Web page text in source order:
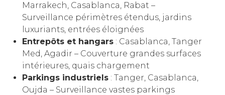
Marrakech, Casablanca, Rabat –
Surveillance périmètres étendus, jardins
luxuriants, entrées éloignées
Entrepôts et hangars : Casablanca, Tanger
Med, Agadir – Couverture grandes surfaces
intérieures, quais chargement
Parkings industriels : Tanger, Casablanca,
Oujda – Surveillance vastes parkings